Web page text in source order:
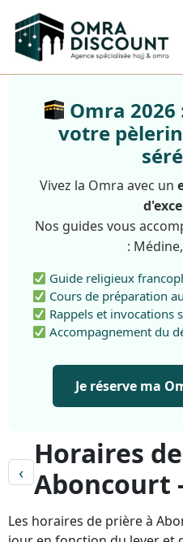
Omra 2026
votre
Vivez la Omra avec un
Nos guides vous
:
Guide religieux
Cours de préparation
Rappels et invocations
Accompagnement du
Je réserve ma
‹
Horaires
Aboncourt
Les horaires de prière à